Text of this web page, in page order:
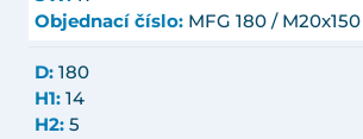
Objednací číslo: MFG 180 / M20x150
D: 180
H1: 14
H2: 5